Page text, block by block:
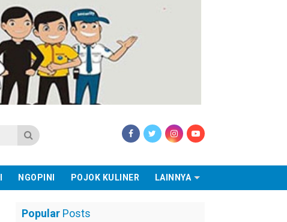
NGOPINI POJOK KULINER LAINNYA
Popular Posts